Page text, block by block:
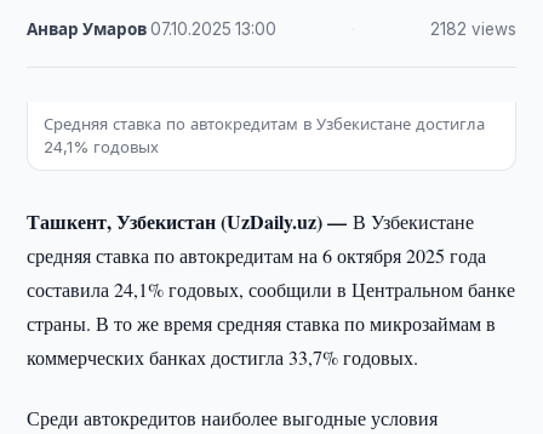
Анвар Умаров·07.10.2025 ·13:00 2182 views
Средняя ставка по автокредитам в Узбекистане достигла
24,1% годовых
Ташкент, Узбекистан (UzDaily.uz) —В Узбекистане
средняя ставка по автокредитам на 6 октября 2025 года
составила 24,1% годовых, сообщили в Центральном банке
страны. В то же время средняя ставка по микрозаймам в
коммерческих банках достигла 33,7% годовых.
Среди автокредитов наиболее выгодные условия